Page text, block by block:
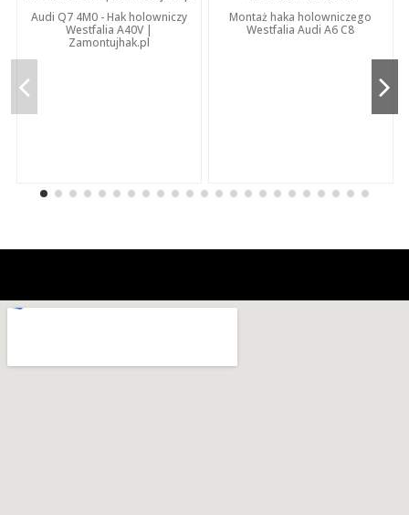
Audi Q7 4M0 - Hak holowniczy
Westfalia A40V |
Zamontujhak.pl
Montaż haka holowniczego
Westfalia Audi A6 C8